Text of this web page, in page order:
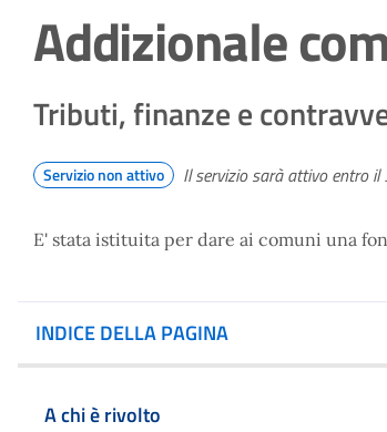
Addizionale
Tributi, finanze e
Servizio non attivo Il servizio sarà attivo entro
E' stata istituita per dare ai comuni una
INDICE DELLA PAGINA
A chi è rivolto